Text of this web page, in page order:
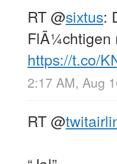
RT@sixtus:
FlÃ¼chtigen
https://t.co/
2:17 AM, Aug
RT@